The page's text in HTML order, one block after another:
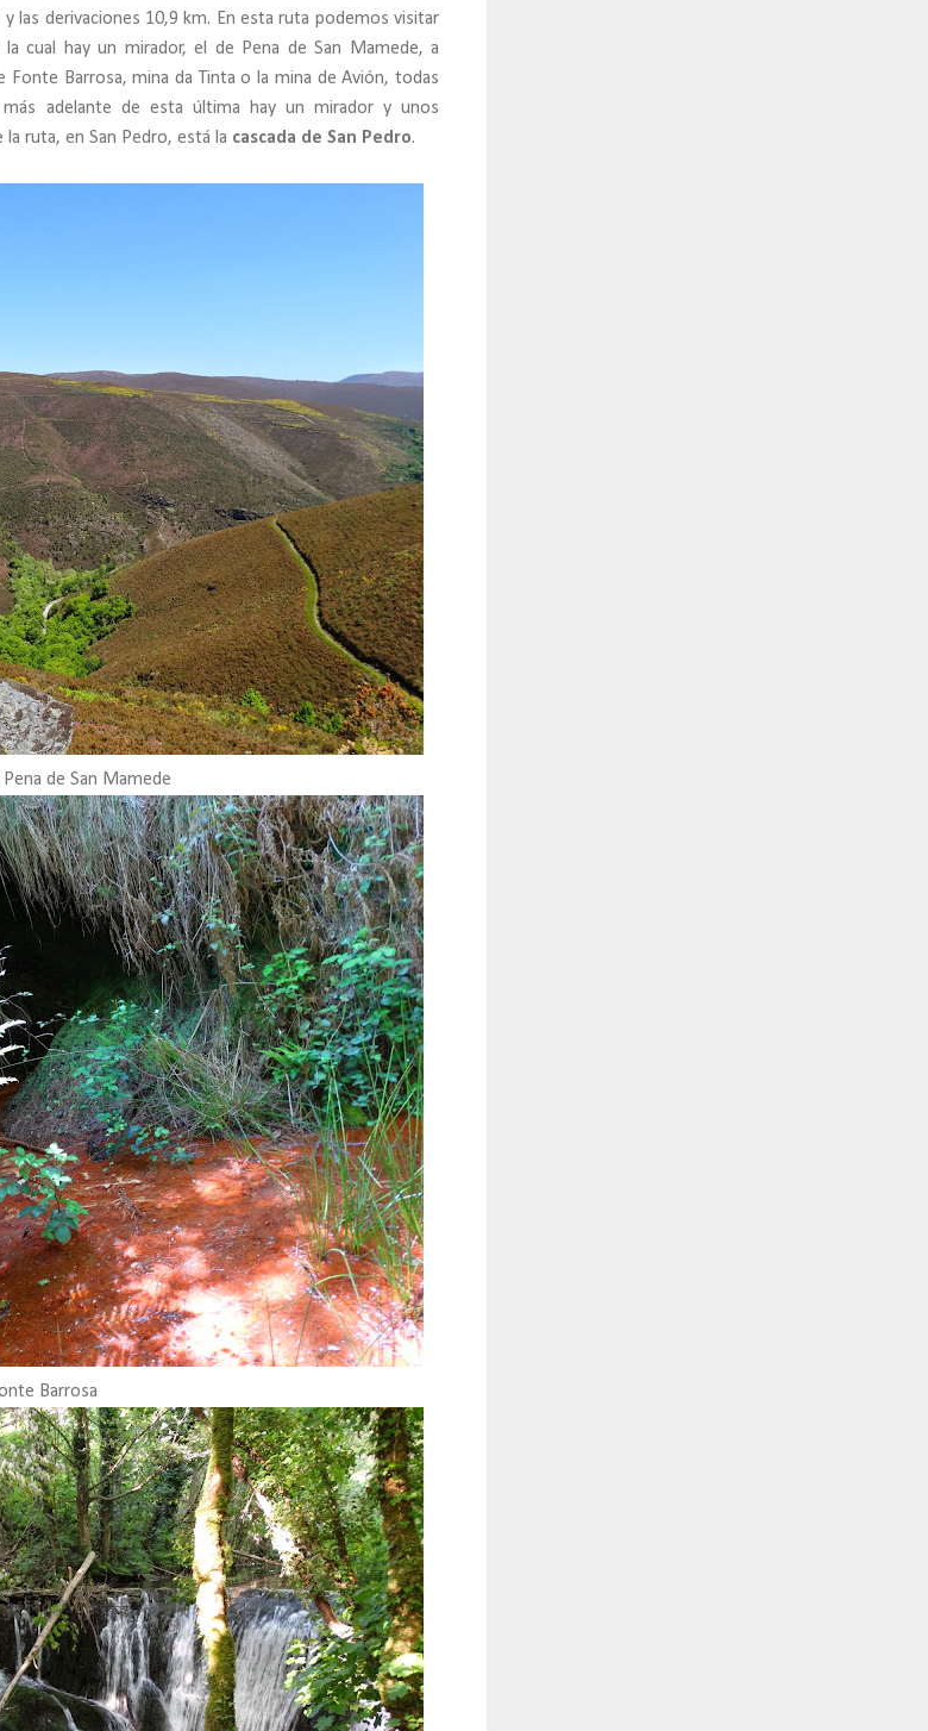
las derivaciones 10,9 km. En esta ruta podemos visitar
cual hay un mirador, el de Pena de San Mamede, a
Barrosa, mina da Tinta o la mina de Avión, todas
adelante de esta última hay un mirador y unos
ruta, en San Pedro, está la cascada de San Pedro.
de San Mamede
Barrosa